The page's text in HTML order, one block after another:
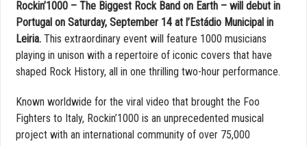
Rockin’1000 – The Biggest Rock Band on Earth – will debut in
Portugal on Saturday, September 14 at l’Estádio Municipal in
Leiria. This extraordinary event will feature 1000 musicians
playing in unison with a repertoire of iconic covers that have
shaped Rock History, all in one thrilling two-hour performance.
Known worldwide for the viral video that brought the Foo
Fighters to Italy, Rockin’1000 is an unprecedented musical
project with an international community of over 75,000